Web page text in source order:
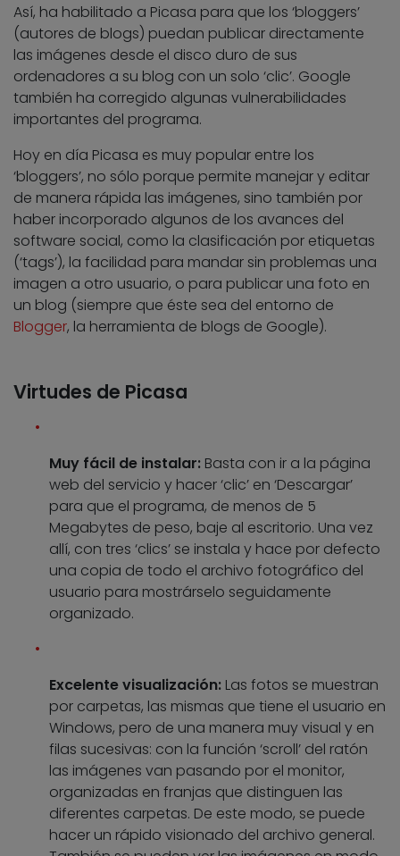
Así, ha habilitado a Picasa para que los ‘bloggers’
(autores de blogs) puedan publicar directamente
las imágenes desde el disco duro de sus
ordenadores a su blog con un solo ‘clic’. Google
también ha corregido algunas vulnerabilidades
importantes del programa.
Hoy en día Picasa es muy popular entre los
‘bloggers’, no sólo porque permite manejar y editar
de manera rápida las imágenes, sino también por
haber incorporado algunos de los avances del
software social, como la clasificación por etiquetas
(‘tags’), la facilidad para mandar sin problemas una
imagen a otro usuario, o para publicar una foto en
un blog (siempre que éste sea del entorno de
Blogger, la herramienta de blogs de Google).
Virtudes de Picasa
Muy fácil de instalar: Basta con ir a la página
web del servicio y hacer ‘clic’ en ‘Descargar’
para que el programa, de menos de 5
Megabytes de peso, baje al escritorio. Una vez
allí, con tres ‘clics’ se instala y hace por defecto
una copia de todo el archivo fotográfico del
usuario para mostrárselo seguidamente
organizado.
Excelente visualización: Las fotos se muestran
por carpetas, las mismas que tiene el usuario en
Windows, pero de una manera muy visual y en
filas sucesivas: con la función ‘scroll’ del ratón
las imágenes van pasando por el monitor,
organizadas en franjas que distinguen las
diferentes carpetas. De este modo, se puede
hacer un rápido visionado del archivo general.